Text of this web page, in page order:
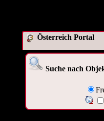
Österreich Portal
Suche nach